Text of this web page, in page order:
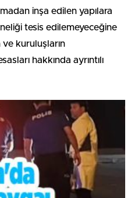
inşa edilen yapılara
tesis edilemeyeceğine
kuruluşların
hakkında ayrıntılı